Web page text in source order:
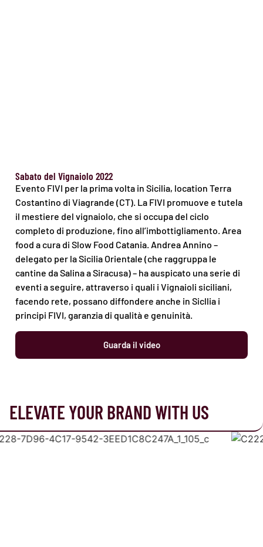
Sabato del Vignaiolo 2022
Evento FIVI per la prima volta in Sicilia, location Terra
Costantino di Viagrande (CT). La FIVI promuove e tutela
il mestiere del vignaiolo, che si occupa del ciclo
completo di produzione, fino all’imbottigliamento. Area
food a cura di Slow Food Catania. Andrea Annino –
delegato per la Sicilia Orientale (che raggruppa le
cantine da Salina a Siracusa) – ha auspicato una serie di
eventi a seguire, attraverso i quali i Vignaioli siciliani,
facendo rete, possano diffondere anche in Sicllia i
principi FIVI, garanzia di qualità e genuinità.
Guarda il video
ELEVATE YOUR BRAND WITH US